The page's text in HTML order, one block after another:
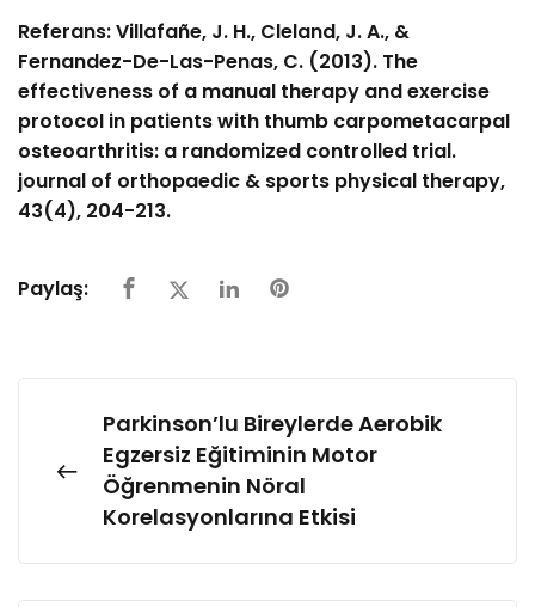
Referans:Villafañe, J. H., Cleland, J. A., &
Fernandez-De-Las-Penas, C. (2013). The
effectiveness of a manual therapy and exercise
protocol in patients with thumb carpometacarpal
osteoarthritis: a randomized controlled trial.
journal of orthopaedic & sports physical therapy,
43(4), 204-213.
Paylaş:
Parkinson’lu Bireylerde Aerobik
Egzersiz Eğitiminin Motor
Öğrenmenin Nöral
Korelasyonlarına Etkisi